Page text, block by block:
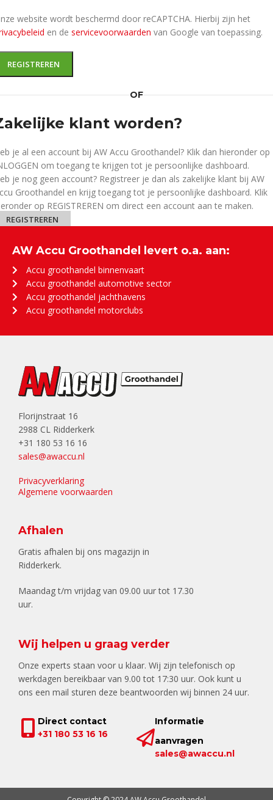
website wordt beschermd door reCAPTCHA. Hierbij zijn het
en de servicevoorwaarden van Google van toepassing.
REGISTREREN
OF
klant worden?
je al een account bij AW Accu Groothandel? Klik dan hieronder op
om toegang te krijgen tot je persoonlijke dashboard.
je nog geen account? Registreer je dan als zakelijke klant bij AW
Groothandel en krijg toegang tot je persoonlijke dashboard. Klik
op REGISTREREN om direct een account aan te maken.
REGISTREREN
AW Accu Groothandel levert o.a. aan:
Accu groothandel binnenvaart
Accu groothandel automotive sector
Accu groothandel jachthavens
Accu groothandel motorclubs
Florijnstraat 16
2988 CL Ridderkerk
+31 180 53 16 16
sales@awaccu.nl
Privacyverklaring
Algemene voorwaarden
Afhalen
Gratis afhalen bij ons magazijn in
Ridderkerk.
Maandag t/m vrijdag van 09.00 uur tot 17.30
uur.
Wij helpen u graag verder
Onze experts staan voor u klaar. Wij zijn telefonisch op
werkdagen bereikbaar van 9.00 tot 17:30 uur. Ook kunt u
ons een mail sturen deze beantwoorden wij binnen 24 uur.
Direct contact
+31 180 53 16 16
Informatie
aanvragen
sales@awaccu.nl